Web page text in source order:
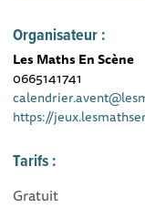
Organisateur :
Les Maths En Scène
0665141741
https://
Tarifs :
Gratuit